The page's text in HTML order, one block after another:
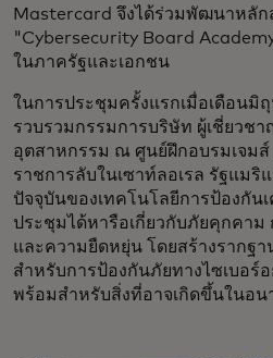
Mastercard จึงได้ร่วมพัฒนาหลัก
"Cybersecurity Board
ในภาครัฐและเอกชน
ในการประชุมครั้งแรกเมื่อเดือนมิ
รวบรวมกรรมการบริษัท ผู้เชี่ยวช
อุตสาหกรรม ณ ศูนย์ฝึกอบรมเจมส์
ราชการลับในเซาท์ลอเรล รัฐแมริ
ปัจจุบันของเทคโนโลยีการป้องกัน
ประชุมได้หารือเกี่ยวกับภัยคุกคาม
และความยืดหยุ่น โดยสร้างรากฐ
สำหรับการป้องกันภัยทางไซเบอร์อ
พร้อมสำหรับสิ่งที่อาจเกิดขึ้นในอน